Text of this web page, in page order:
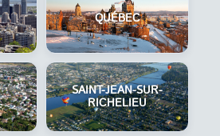
QUÉBEC
SAINT-JEAN-SUR-
RICHELIEU